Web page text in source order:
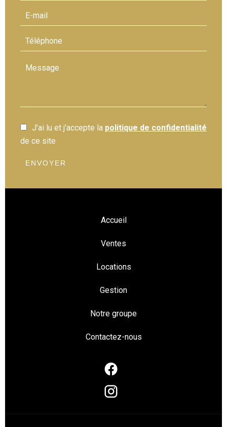
J’ai lu et j'accepte la politique de confidentialité
de ce site
ENVOYER
Accueil
Ventes
Locations
Gestion
Notre groupe
Contactez-nous